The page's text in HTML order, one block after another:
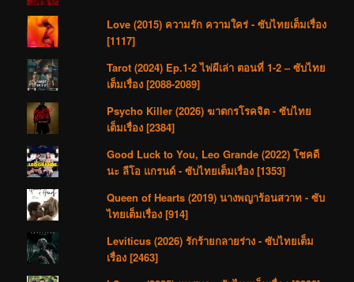
Love (2015) ความรัก ความใคร่ - ซับไทยเต็มเรื่อง
[1117]
Tarot (2024) Ep.1-2 ไพ่ผีเล่า ตอนที่ 1-2 – ซับไทย
เต็มเรื่อง [2088-2089]
Psycho Killer (2026) ฆาตกรโรคจิต - ซับไทย
เต็มเรื่อง [2384]
Good Luck to You, Leo Grande (2022) โชคดี
นะ ลีโอ แกรนด์ - ซับไทยเต็มเรื่อง [1353]
Queen of Hearts (2019) นางพญาร้อนสวาท - ซับ
ไทยเต็มเรื่อง [914]
Leviticus (2026) รักร้ายกลายร่าง - ซับไทยเต็ม
เรื่อง [2463]